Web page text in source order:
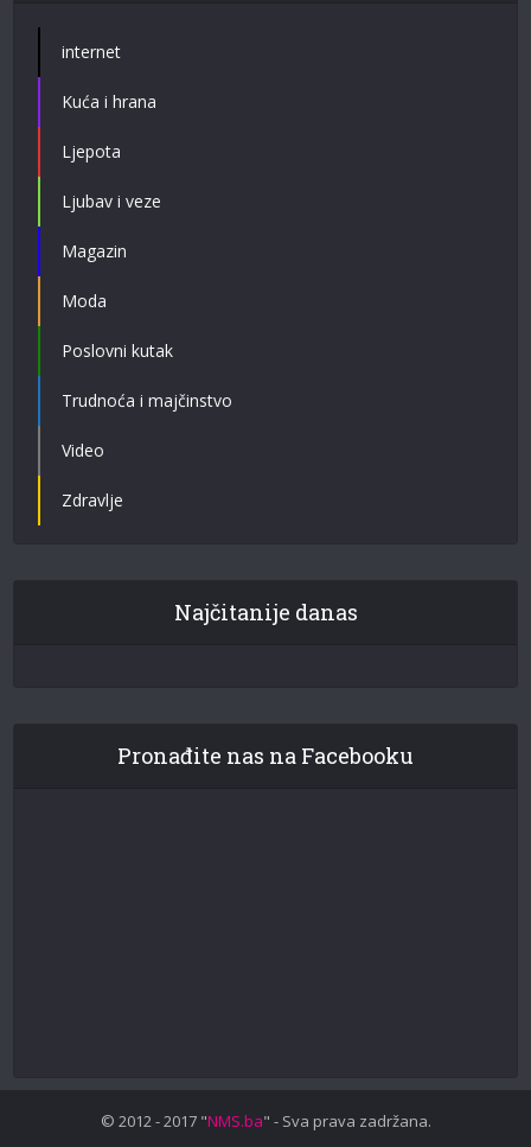
internet
Kuća i hrana
Ljepota
Ljubav i veze
Magazin
Moda
Poslovni kutak
Trudnoća i majčinstvo
Video
Zdravlje
Najčitanije danas
Pronađite nas na Facebooku
© 2012 - 2017 "NMS.ba" - Sva prava zadržana.